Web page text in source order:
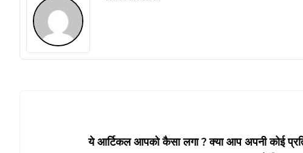
ये आर्टिकल आपको कैसा लगा ? क्या आप अपनी कोई